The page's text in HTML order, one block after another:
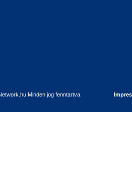
Minden jog fenntartva.